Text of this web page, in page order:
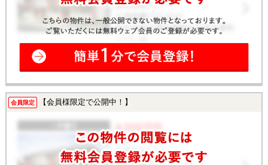
会員限定 【会員様限定で公開中！】